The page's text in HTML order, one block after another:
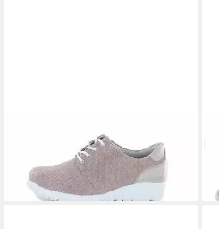
WALDLÄUFER389002 Havy
skin Sneaker
100,00 €